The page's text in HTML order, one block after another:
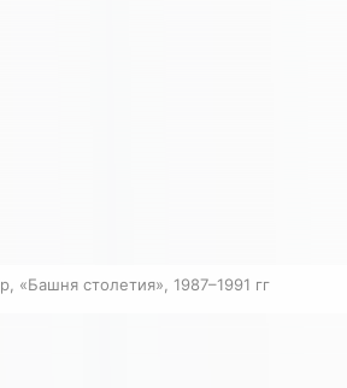
«Башня столетия», 1987–1991 гг